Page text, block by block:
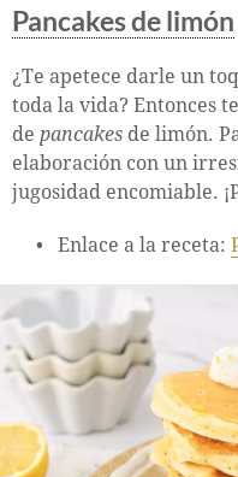
Pancakes de limón
¿Te apetece darle un
toda la vida? Entonces
de pancakes de limón.
elaboración con un
jugosidad encomiable.
Enlace a la receta: